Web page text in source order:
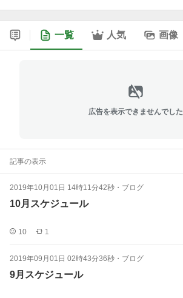
一覧 人気 画像
広告を表示できませんでした
記事の表示
2019年10月01日 14時11分42秒 ・ ブログ
10月スケジュール
10 1
2019年09月01日 02時43分36秒 ・ ブログ
9月スケジュール